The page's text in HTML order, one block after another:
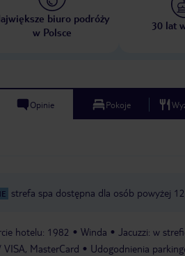
biuro podróży
w Polsce
30 lat
Opinie Pokoje
strefa spa dostępna dla osób powyżej
hotelu: 1982 Winda Jacuzzi: w
VISA, MasterCard
Udogodnienia